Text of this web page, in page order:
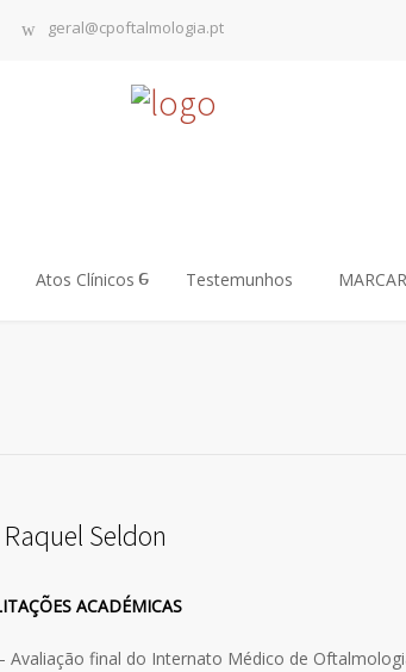
geral@cpoftalmologia.pt
Atos Clínicos Testemunhos
Seldon
ACADÉMICAS
Avaliação final do Internato Médico de